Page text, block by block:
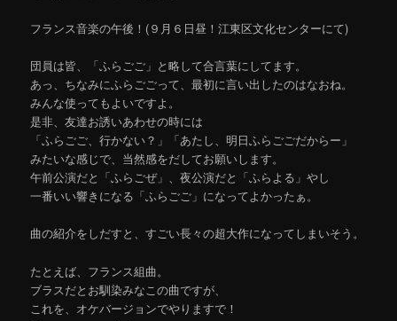
フランス音楽の午後！(９月６日昼！江東区文化センターにて)
団員は皆、「ふらごご」と略して合言葉にしてます。
あっ、ちなみにふらごごって、最初に言い出したのはなおね。
みんな使ってもよいですよ。
是非、友達お誘いあわせの時には
「ふらごご、行かない？」「あたし、明日ふらごごだからー」
みたいな感じで、当然感をだしてお願いします。
午前公演だと「ふらごぜ」、夜公演だと「ふらよる」やし
一番いい響きになる「ふらごご」になってよかったぁ。
曲の紹介をしだすと、すごい長々の超大作になってしまいそう。
たとえば、フランス組曲。
ブラスだとお馴染みなこの曲ですが、
これを、オケバージョンでやりますで！